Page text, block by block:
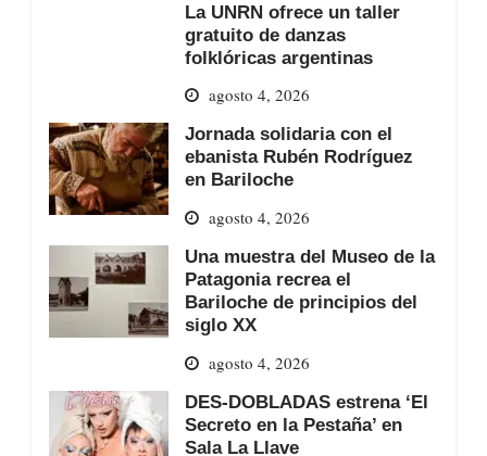
La UNRN ofrece un taller
gratuito de danzas
folklóricas argentinas
agosto 4, 2026
Jornada solidaria con el
ebanista Rubén Rodríguez
en Bariloche
agosto 4, 2026
Una muestra del Museo de la
Patagonia recrea el
Bariloche de principios del
siglo XX
agosto 4, 2026
DES-DOBLADAS estrena ‘El
Secreto en la Pestaña’ en
Sala La Llave